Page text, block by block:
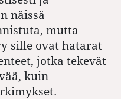
näissä
mutta
sille ovat hatarat
jotka tekevät
kuin